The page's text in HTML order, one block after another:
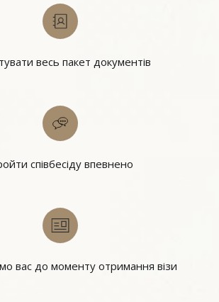
весь пакет документів
співбесіду впевнено
вас до моменту отримання візи